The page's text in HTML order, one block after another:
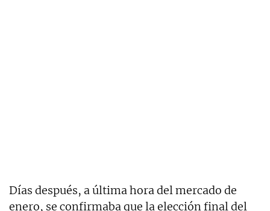
Días después, a última hora del mercado de
enero, se confirmaba que la elección final del